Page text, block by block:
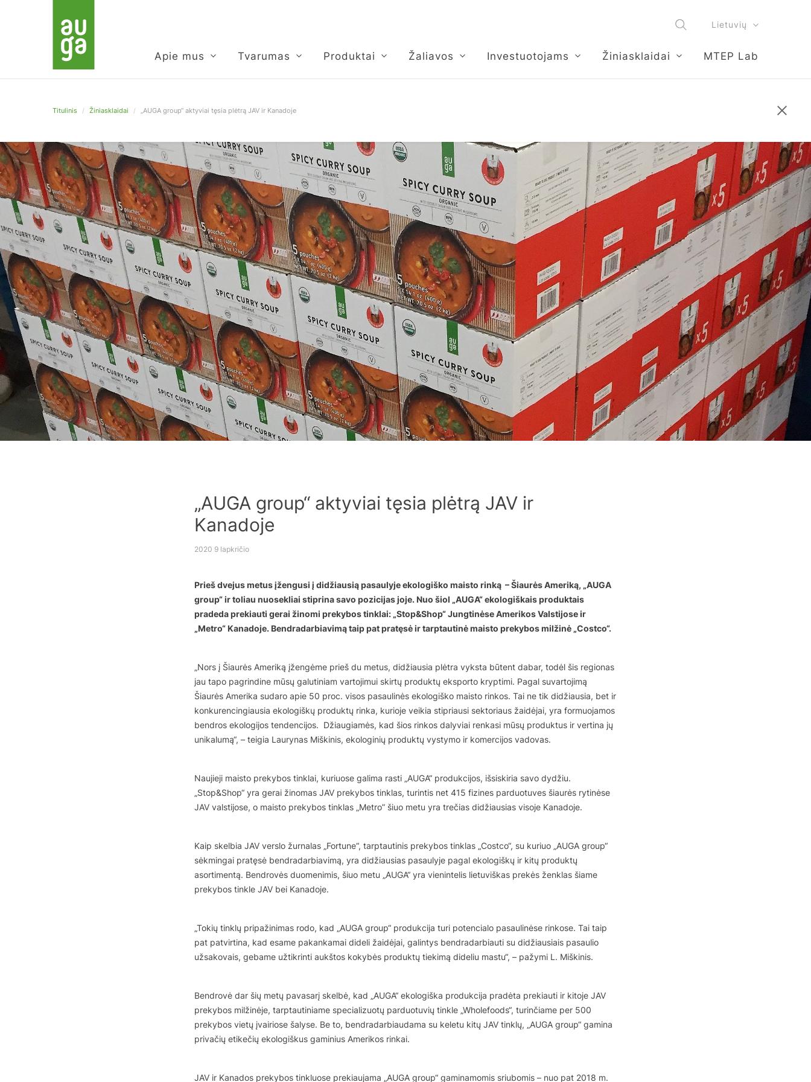
Lietuvių
Apie mus Tvarumas Produktai Žaliavos Investuotojams Žiniasklaidai MTEP Lab
Titulinis / Žiniasklaidai / „AUGA group“ aktyviai tęsia plėtrą JAV ir Kanadoje
„AUGA group“ aktyviai tęsia plėtrą JAV ir
Kanadoje
2020 9 lapkričio
Prieš dvejus metus įžengusi į didžiausią pasaulyje ekologiško maisto rinką – Šiaurės Ameriką, „AUGA
group“ ir toliau nuosekliai stiprina savo pozicijas joje. Nuo šiol „AUGA“ ekologiškais produktais
pradeda prekiauti gerai žinomi prekybos tinklai: „Stop&Shop“ Jungtinėse Amerikos Valstijose ir
„Metro“ Kanadoje. Bendradarbiavimą taip pat pratęsė ir tarptautinė maisto prekybos milžinė „Costco“.
„Nors į Šiaurės Ameriką įžengėme prieš du metus, didžiausia plėtra vyksta būtent dabar, todėl šis regionas
jau tapo pagrindine mūsų galutiniam vartojimui skirtų produktų eksporto kryptimi. Pagal suvartojimą
Šiaurės Amerika sudaro apie 50 proc. visos pasaulinės ekologiško maisto rinkos. Tai ne tik didžiausia, bet ir
konkurencingiausia ekologiškų produktų rinka, kurioje veikia stipriausi sektoriaus žaidėjai, yra formuojamos
bendros ekologijos tendencijos. Džiaugiamės, kad šios rinkos dalyviai renkasi mūsų produktus ir vertina jų
unikalumą“, – teigia Laurynas Miškinis, ekologinių produktų vystymo ir komercijos vadovas.
Naujieji maisto prekybos tinklai, kuriuose galima rasti „AUGA“ produkcijos, išsiskiria savo dydžiu.
„Stop&Shop“ yra gerai žinomas JAV prekybos tinklas, turintis net 415 fizines parduotuves šiaurės rytinėse
JAV valstijose, o maisto prekybos tinklas „Metro” šiuo metu yra trečias didžiausias visoje Kanadoje.
Kaip skelbia JAV verslo žurnalas „Fortune“, tarptautinis prekybos tinklas „Costco“, su kuriuo „AUGA group“
sėkmingai pratęsė bendradarbiavimą, yra didžiausias pasaulyje pagal ekologiškų ir kitų produktų
asortimentą. Bendrovės duomenimis, šiuo metu „AUGA“ yra vienintelis lietuviškas prekės ženklas šiame
prekybos tinkle JAV bei Kanadoje.
„Tokių tinklų pripažinimas rodo, kad „AUGA group“ produkcija turi potencialo pasaulinėse rinkose. Tai taip
pat patvirtina, kad esame pakankamai dideli žaidėjai, galintys bendradarbiauti su didžiausiais pasaulio
užsakovais, gebame užtikrinti aukštos kokybės produktų tiekimą dideliu mastu“, – pažymi L. Miškinis.
Bendrovė dar šių metų pavasarį skelbė, kad „AUGA“ ekologiška produkcija pradėta prekiauti ir kitoje JAV
prekybos milžinėje, tarptautiniame specializuotų parduotuvių tinkle „Wholefoods“, turinčiame per 500
prekybos vietų įvairiose šalyse. Be to, bendradarbiaudama su keletu kitų JAV tinklų, „AUGA group“ gamina
privačių etikečių ekologiškus gaminius Amerikos rinkai.
JAV ir Kanados prekybos tinkluose prekiaujama „AUGA group“ gaminamomis sriubomis – nuo pat 2018 m.